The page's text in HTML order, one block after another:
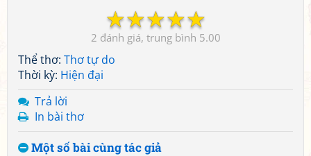
☆
☆
☆
☆
☆
2 5.00
Thể thơ: Thơ tự do
Thời kỳ: Hiện đại
Trả lời
In bài thơ
Một số bài cùng tác giả